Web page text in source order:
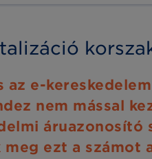
e-
nem mással
áruazonosító
ezt a számot